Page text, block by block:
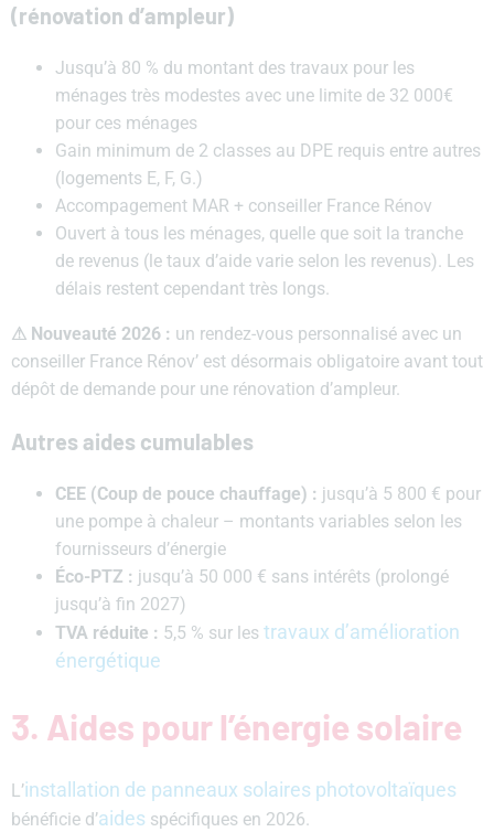
(rénovation d’ampleur)
Jusqu’à 80 % du montant des travaux pour les
ménages très modestes avec une limite de 32 000€
pour ces ménages
Gain minimum de 2 classes au DPE requis entre autres
(logements E, F, G.)
Accompagement MAR + conseiller France Rénov
Ouvert à tous les ménages, quelle que soit la tranche
de revenus (le taux d’aide varie selon les revenus). Les
délais restent cependant très longs.
⚠ Nouveauté 2026 : un rendez-vous personnalisé avec un
conseiller France Rénov’ est désormais obligatoire avant tout
dépôt de demande pour une rénovation d’ampleur.
Autres aides cumulables
CEE (Coup de pouce chauffage) : jusqu’à 5 800 € pour
une pompe à chaleur – montants variables selon les
fournisseurs d’énergie
Éco-PTZ : jusqu’à 50 000 € sans intérêts (prolongé
jusqu’à fin 2027)
TVA réduite : 5,5 % sur les travaux d’amélioration
énergétique
3. Aides pour l’énergie solaire
L’installation de panneaux solaires photovoltaïques
bénéficie d’aides spécifiques en 2026.